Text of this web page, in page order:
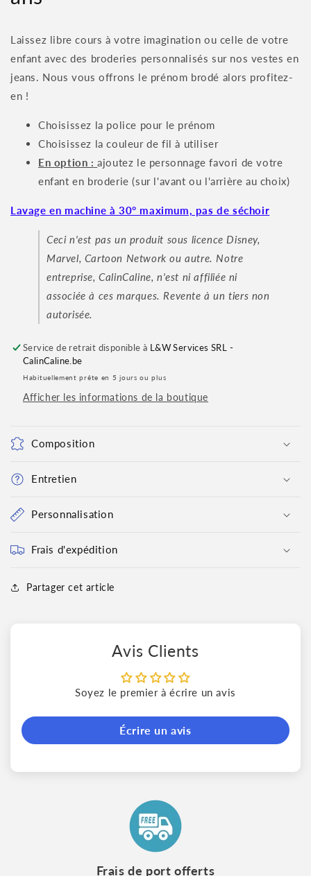
Laissez libre cours à votre imagination ou celle de votre
enfant avec des broderies personnalisés sur nos vestes en
jeans. Nous vous offrons le prénom brodé alors profitez-
en !
Choisissez la police pour le prénom
Choisissez la couleur de fil à utiliser
En option : ajoutez le personnage favori de votre
enfant en broderie (sur l'avant ou l'arrière au choix)
Lavage en machine à 30° maximum, pas de séchoir
Ceci n'est pas un produit sous licence Disney,
Marvel, Cartoon Network ou autre. Notre
entreprise, CalinCaline, n'est ni affiliée ni
associée à ces marques. Revente à un tiers non
autorisée.
Service de retrait disponible à L&W Services SRL -
CalinCaline.be
Habituellement prête en 5 jours ou plus
Afficher les informations de la boutique
Composition
Entretien
Personnalisation
Frais d'expédition
Partager cet article
Avis Clients
Soyez le premier à écrire un avis
Écrire un avis
Frais de port offerts